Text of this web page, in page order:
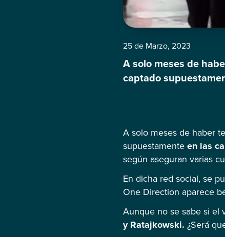
25 de Marzo, 2023
A solo meses de
captado
A solo meses de haber
supuestamenteen las
según aseguran varias
En dicha red social, se
One Direction aparece
Aunque no se sabe si el
y Ratajkowski. ¿Será